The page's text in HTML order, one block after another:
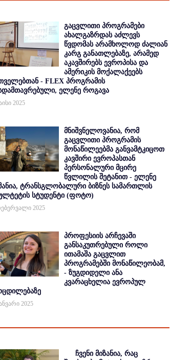
გაცვლითი პროგრამები
ახალგაზრდას აძლევს
წვდომას არამხოლოდ ძალიან
კარგ განათლებაზე, არამედ
აკავშირებს ევროპისა და
ამერიკის მოქალაქეებს
- FLEX პროგრამის
ელენე როგავა
2025
მნიშვნელოვანია, რომ
გაცვლითი პროგრამის
მონაწილეებმა განვამტკიცოთ
კავშირი ევროპასთან
პერსონალური მცირე
წვლილის შეტანით - ელენე
ტრანსგლობალური ბიზნეს სამართლის
სტუდენტი (ფოტო)
2025
პროფესიის არჩევაში
განსაკუთრებული როლი
ითამაშა გაცვლით
პროგრამებში მონაწილეობამ,
- ზუგდიდელი ანა
კვარაცხელია ევროპულ
2025
ჩვენი მიზანია, რაც